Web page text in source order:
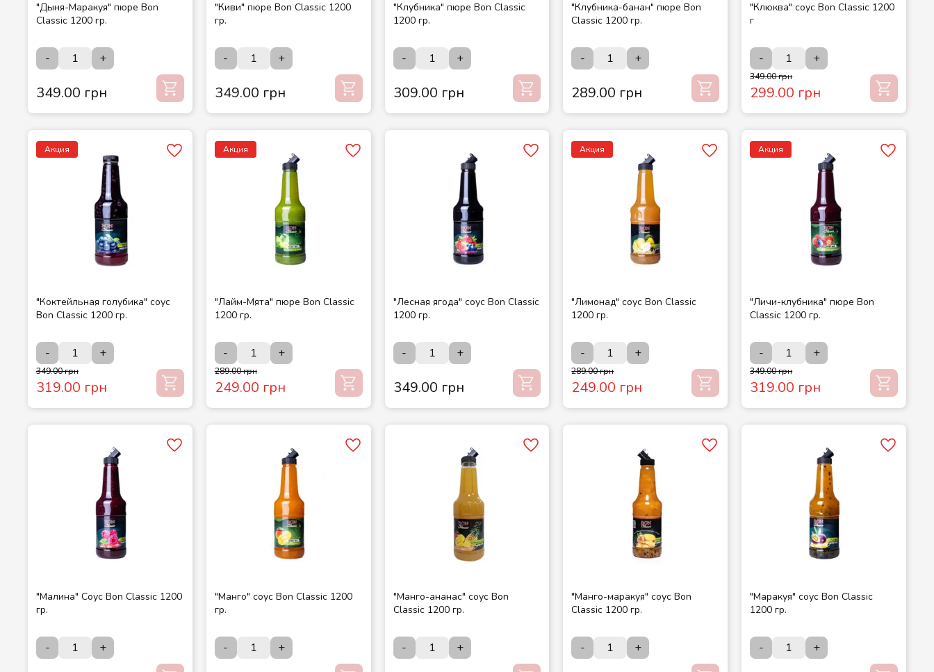
"Дыня-Маракуя" пюре Bon
Classic 1200 гр.
- +
349.00 грн
"Киви" пюре Bon Classic 1200
гр.
- +
349.00 грн
"Клубника" пюре Bon Classic
1200 гр.
- +
309.00 грн
"Клубника-банан" пюре Bon
Classic 1200 гр.
- +
289.00 грн
"Клюква" соус Bon Classic 1200
г
- +
349.00 грн
299.00 грн
Акция
"Коктейльная голубика" соус
Bon Classic 1200 гр.
- +
349.00 грн
319.00 грн
Акция
"Лайм-Мята" пюре Bon Classic
1200 гр.
- +
289.00 грн
249.00 грн
"Лесная ягода" соус Bon Classic
1200 гр.
- +
349.00 грн
Акция
"Лимонад" соус Bon Classic
1200 гр.
- +
289.00 грн
249.00 грн
Акция
"Личи-клубника" пюре Bon
Classic 1200 гр.
- +
349.00 грн
319.00 грн
"Малина" Соус Bon Classic 1200
гр.
- +
"Манго" соус Bon Classic 1200
гр.
- +
"Манго-ананас" соус Bon
Classic 1200 гр.
- +
"Манго-маракуя" соус Bon
Classic 1200 гр.
- +
"Маракуя" соус Bon Classic
1200 гр.
- +